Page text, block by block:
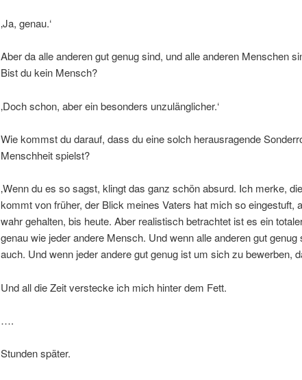
‚Ja, genau.‘
Aber da alle anderen gut genug sind, und alle anderen Menschen
Bist du kein Mensch?
‚Doch schon, aber ein besonders unzulänglicher.‘
Wie kommst du darauf, dass du eine solch herausragende
Menschheit spielst?
‚Wenn du es so sagst, klingt das ganz schön absurd. Ich merke,
kommt von früher, der Blick meines Vaters hat mich so eingestuft,
wahr gehalten, bis heute. Aber realistisch betrachtet ist es ein
genau wie jeder andere Mensch. Und wenn alle anderen gut genug
auch. Und wenn jeder andere gut genug ist um sich zu bewerben,
Und all die Zeit verstecke ich mich hinter dem Fett.
….
Stunden später.